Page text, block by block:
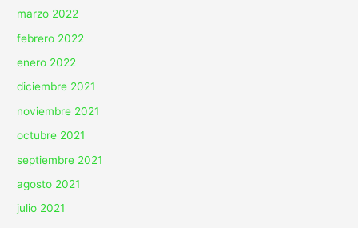
marzo 2022
febrero 2022
enero 2022
diciembre 2021
noviembre 2021
octubre 2021
septiembre 2021
agosto 2021
julio 2021